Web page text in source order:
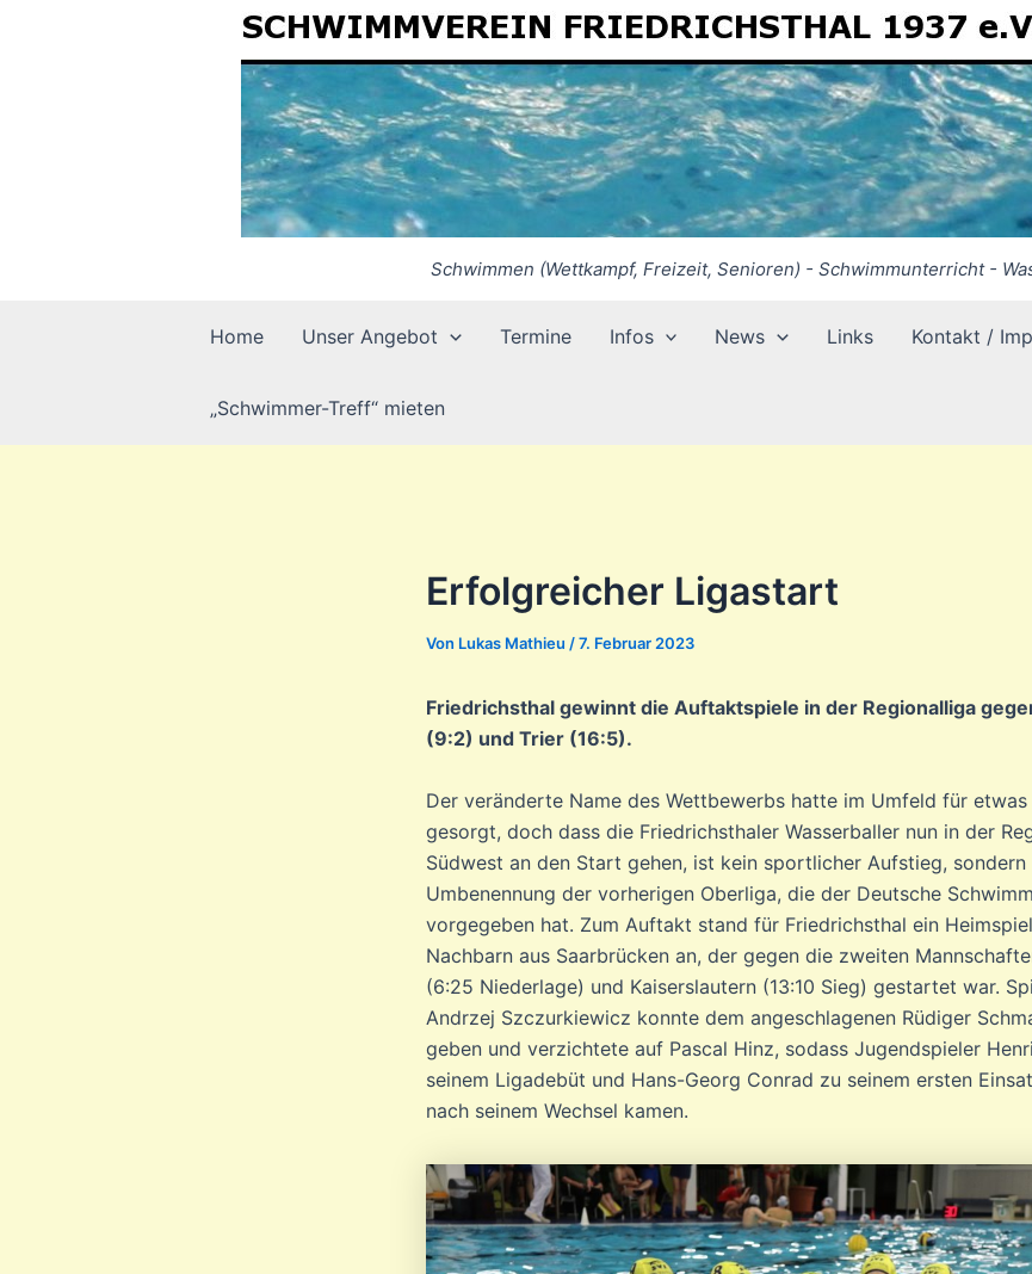
Schwimmen (Wettkampf, Freizeit, Senioren) - Schwimmunterricht -
Home Unser Angebot Termine Infos News Links Kontakt /
„Schwimmer-Treff“ mieten
Erfolgreicher Ligastart
Von Lukas Mathieu /7. Februar 2023
Friedrichsthal gewinnt die Auftaktspiele in der Regionalliga
(9:2) und Trier (16:5).
Der veränderte Name des Wettbewerbs hatte im Umfeld für etwas
gesorgt, doch dass die Friedrichsthaler Wasserballer nun in der
Südwest an den Start gehen, ist kein sportlicher Aufstieg,
Umbenennung der vorherigen Oberliga, die der Deutsche
vorgegeben hat. Zum Auftakt stand für Friedrichsthal ein
Nachbarn aus Saarbrücken an, der gegen die zweiten
(6:25 Niederlage) und Kaiserslautern (13:10 Sieg) gestartet war.
Andrzej Szczurkiewicz konnte dem angeschlagenen Rüdiger
geben und verzichtete auf Pascal Hinz, sodass Jugendspieler
seinem Ligadebüt und Hans-Georg Conrad zu seinem ersten
nach seinem Wechsel kamen.